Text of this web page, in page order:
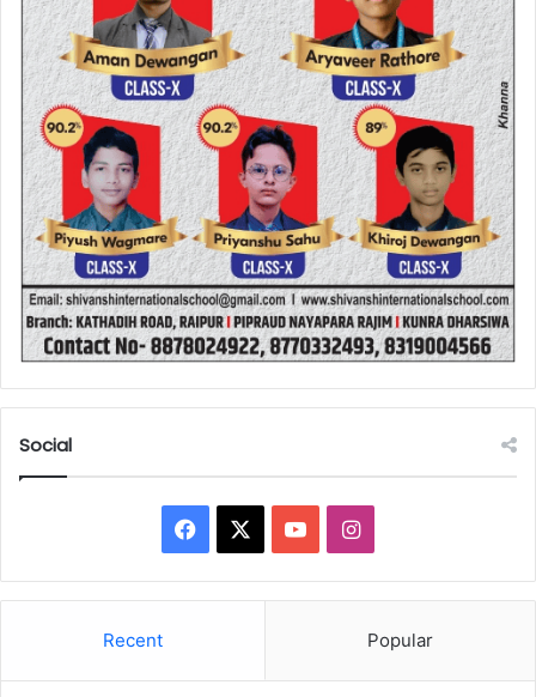
Social
Facebook YouTubeInstagram
Recent Popular